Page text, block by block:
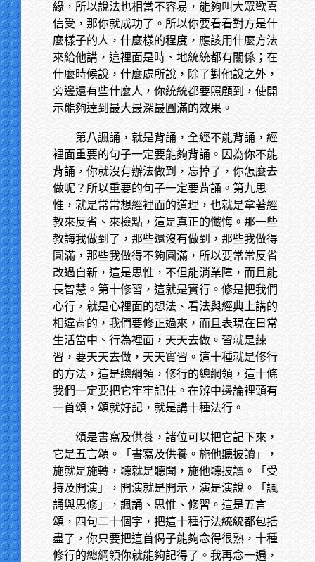
緣，所以說法也相當不容易，能夠叫大眾歡喜
信受，那你就成功了。所以你要看看對方是什
麼樣子的人，什麼樣的程度，應該用什麼方法
來給他講，這裡面是時、地統統都有關係；在
什麼時候說，什麼處所說，除了對他說之外，
旁邊還有些什麼人，你統統都要照顧到，使開
示能夠達到最大最深最圓滿的效果。
第八諷誦，就是背誦，全經不能背誦，經
裡面重要的句子一定要能夠背誦。因為你不能
背誦，你就沒有辦法做到，忘掉了，你怎麼去
做呢？所以重要的句子一定要背誦。第九思
惟，就是常常想經裡面的道理，也就是拿著經
教來反省、來檢點，這是真正的懺悔。那一些
教誨我做到了，那些還沒有做到，那些我做得
圓滿，那些我做得不夠圓滿，所以要常常反省
改過自新，這是思惟，不但能消業障，而且能
長智慧。第十修習，這就是實行。修是把我們
心行，就是心裡面的想法、看法與經典上講的
相違背的，我們要修正過來，而且表現在日常
生活當中、行為裡面，天天去做。習就是練
習，要天天去做，天天實習。這十種就是修行
的方法，這是總綱領，修行的總綱領，這十條
我們一定要把它牢牢記住。在辨中邊論裡頭有
一首頌，頌就好記，就是講十種法行。
頌是書寫及供養，諸位可以把它記下來，
它是五言頌。「書寫及供養。施他聽披讀」，
施就是施轉，聽就是聽聞，施他聽披讀。「受
持及開演」，開演就是開示，演是演說。「諷
誦與思修」，諷誦、思惟、修習。這是五言
頌，四句二十個字，把這十種行法統統都包括
盡了，你只要把這首偈子能夠念得很熟，十種
修行的總綱領你就能夠記得了。我再念一遍，